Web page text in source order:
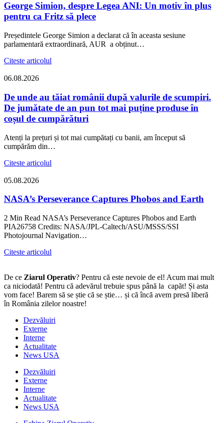
George Simion, despre Legea ANI: Un motiv în plus
pentru ca Fritz să plece
Președintele George Simion a declarat că în aceasta sesiune
parlamentară extraordinară, AUR a obținut…
Citeste articolul
06.08.2026
De unde au tăiat românii după valurile de scumpiri.
De jumătate de an pun tot mai puține produse în
coșul de cumpărături
Atenți la prețuri și tot mai cumpătați cu banii, am început să
cumpărăm din…
Citeste articolul
05.08.2026
NASA’s Perseverance Captures Phobos and Earth
2 Min Read NASA’s Perseverance Captures Phobos and Earth
PIA26758 Credits: NASA/JPL-Caltech/ASU/MSSS/SSI
Photojournal Navigation…
Citeste articolul
De ce Ziarul Operativ? Pentru că este nevoie de el! Acum mai mult
ca niciodată! Pentru că adevărul trebuie spus până la capăt! Și asta
vom face! Barem să se știe că se știe… și că încă avem presă liberă
în România zilelor noastre!
Dezvăluiri
Externe
Interne
Actualitate
News USA
Dezvăluiri
Externe
Interne
Actualitate
News USA